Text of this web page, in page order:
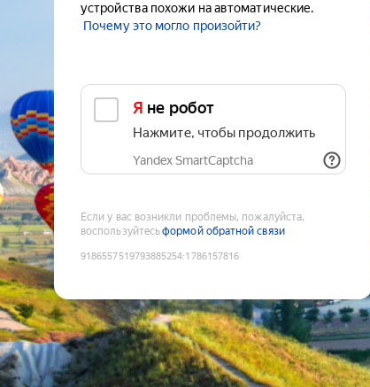
устройства похожи на автоматические.
Почему это могло произойти?
Я не робот
Нажмите, чтобы продолжить
Yandex SmartCaptcha
Если у вас возникли проблемы, пожалуйста,
воспользуйтесьформой обратной связи
9186557519793885254:1786157816